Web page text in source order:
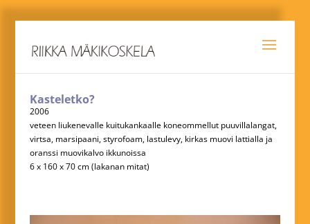
Kasteletko?
2006
veteen liukenevalle kuitukankaalle koneommellut puuvillalangat,
virtsa, marsipaani, styrofoam, lastulevy, kirkas muovi lattialla ja
oranssi muovikalvo ikkunoissa
6 x 160 x 70 cm (lakanan mitat)